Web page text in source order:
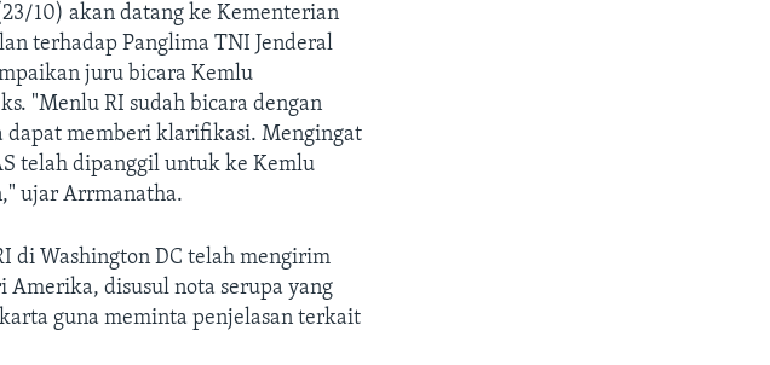
10) akan datang ke Kementerian
terhadap Panglima TNI Jenderal
juru bicara Kemlu
"Menlu RI sudah bicara dengan
dapat memberi klarifikasi. Mengingat
telah dipanggil untuk ke Kemlu
ujar Arrmanatha.
di Washington DC telah mengirim
disusul nota serupa yang
guna meminta penjelasan terkait